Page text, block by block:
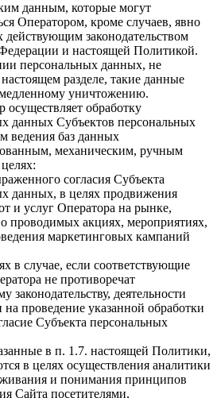
данным, которые могут
Оператором, кроме случаев, явно
действующим законодательством
и настоящей Политикой.
персональных данных, не
разделе, такие данные
уничтожению.
осуществляет обработку
данных Субъектов персональных
ведения баз данных
механическим, ручным
согласия Субъекта
данных, в целях продвижения
и услуг Оператора на рынке,
проводимых акциях, мероприятиях,
маркетинговых кампаний
в случае, если соответствующие
не противоречат
законодательству, деятельности
на проведение указанной обработки
Субъекта персональных
в п. 1.7. настоящей Политики,
в целях осуществления аналитики
и понимания принципов
Сайта посетителями,